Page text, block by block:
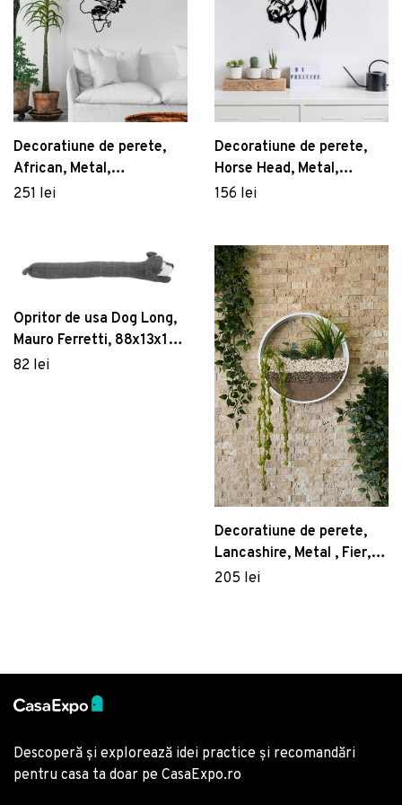
Decoratiune de perete,
African, Metal,
Dimensiune: 55 x 70 cm,
251 lei
Decoratiune de perete,
Horse Head, Metal,
Dimensiune: 40 x 55 cm,
156 lei
Opritor de usa Dog Long,
Mauro Ferretti, 88x13x19
cm, bumbac, multicolor
82 lei
Decoratiune de perete,
Lancashire, Metal , Fier,
Alb
205 lei
Descoperă și explorează idei practice și recomandări
pentru casa ta doar pe CasaExpo.ro